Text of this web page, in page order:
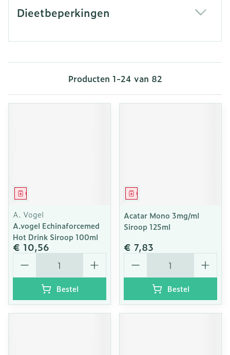
Dieetbeperkingen
Producten 1-24 van 82
Geneesmiddel
A. Vogel
A.vogel Echinaforcemed
Hot Drink Siroop 100ml
€ 10,56
Aantal
Bestel
Geneesmiddel
Acatar Mono 3mg/ml
Siroop 125ml
€ 7,83
Aantal
Bestel